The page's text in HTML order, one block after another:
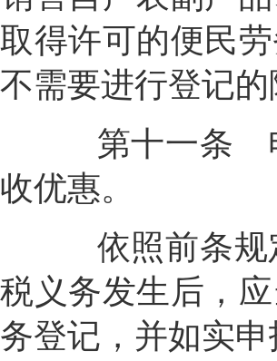
取得许可的便民
不需要进行登记的
第十一条
收优惠。
依照前条规定
税义务发生后，
务登记，并如实申